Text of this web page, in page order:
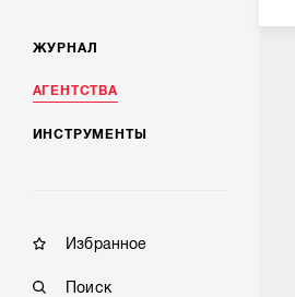
ЖУРНАЛ
АГЕНТСТВА
ИНСТРУМЕНТЫ
Избранное
Поиск